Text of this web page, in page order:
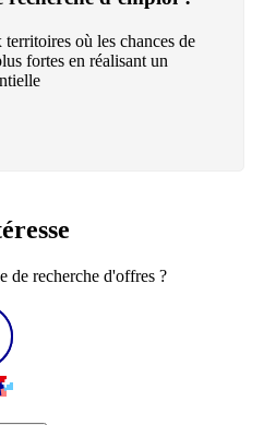
où les chances de
fortes en réalisant un
de recherche d'offres ?